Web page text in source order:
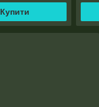
Купити